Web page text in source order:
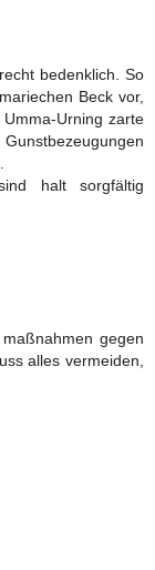
bedenklich. So
Beck vor,
Urning zarte
halt sorgfältig
gegen
alles vermeiden,